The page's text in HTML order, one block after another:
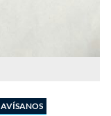
AVÍSANOS